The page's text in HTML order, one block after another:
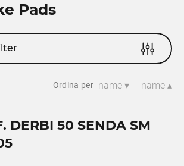
Pads
Ordina per name ▾ name ▴
DERBI 50 SENDA SM